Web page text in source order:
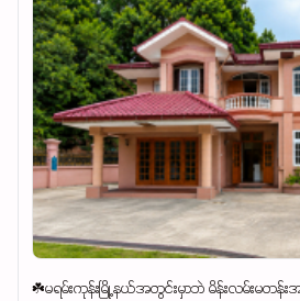
☘️မရမ်းကုန်းမြို့နယ်အတွင်းမှာဘဲ မိန်းလမ်းမတန်း